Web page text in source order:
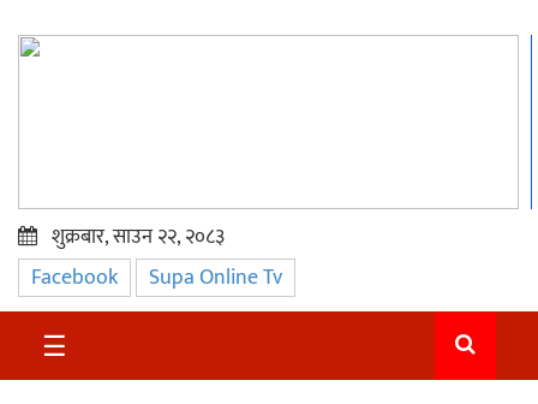
प्रमुख
समाचार
सुदुर
शुक्रबार, साउन २२, २०८३
Facebook Supa Online Tv
☰